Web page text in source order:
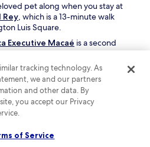
pet along when you stay at
Rey, which is a 13-minute walk
Luis Square.
Executive Macaé is a second
tracking technology. As
we and our partners
and other data. By
you accept our Privacy
of Service